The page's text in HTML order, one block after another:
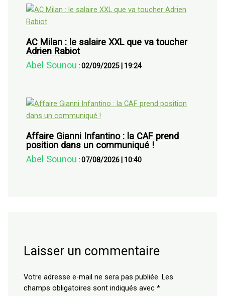
AC Milan : le salaire XXL que va toucher
Adrien Rabiot
Abel Sounou :02/09/2025 19:24
Affaire Gianni Infantino : la CAF prend
position dans un communiqué !
Abel Sounou :07/08/2026 10:40
Laisser un commentaire
Votre adresse e-mail ne sera pas publiée. Les
champs obligatoires sont indiqués avec*